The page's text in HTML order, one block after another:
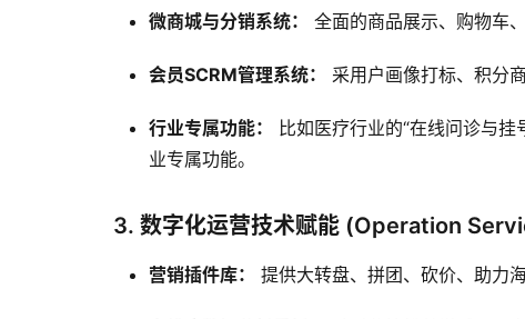
微商城与分销系统： 全面的商品展示、购物车
会员SCRM管理系统： 采用户画像打标、积分
行业专属功能：
比如医疗行业的“在线问诊与挂
业专属功能。
3. 数字化运营技术赋能 (Operation
营销插件库： 提供大转盘、拼团、砍价、助力